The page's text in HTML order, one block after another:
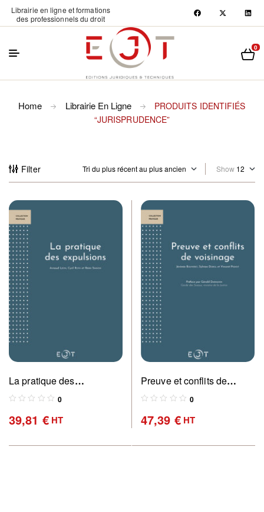
Librairie en ligne et formations
des professionnels du droit
0
Home Librairie En Ligne
PRODUITS IDENTIFIÉS
“JURISPRUDENCE”
Filter Show
La pratique des
expulsions 0
39,81 €HT
Preuve et conflits de
voisinage
0
47,39 €HT